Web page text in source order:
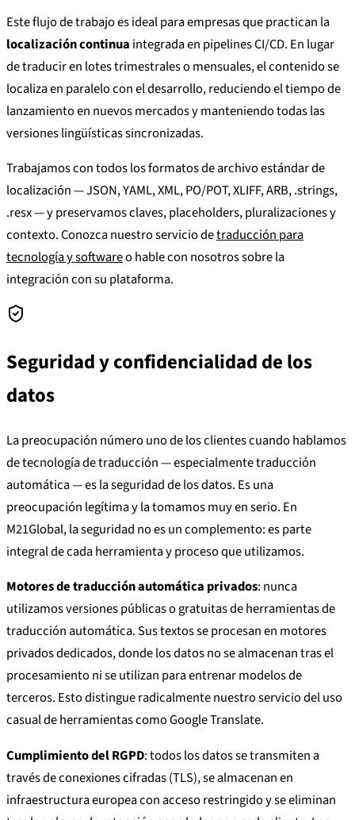
Este flujo de trabajo es ideal para empresas que practican la
localización continua integrada en pipelines CI/CD. En lugar
de traducir en lotes trimestrales o mensuales, el contenido se
localiza en paralelo con el desarrollo, reduciendo el tiempo de
lanzamiento en nuevos mercados y manteniendo todas las
versiones lingüísticas sincronizadas.
Trabajamos con todos los formatos de archivo estándar de
localización — JSON, YAML, XML, PO/POT, XLIFF, ARB, .strings,
.resx — y preservamos claves, placeholders, pluralizaciones y
contexto. Conozca nuestro servicio detraducción para
tecnología y softwareo hable con nosotros sobre la
integración con su plataforma.
Seguridad y confidencialidad de los
datos
La preocupación número uno de los clientes cuando hablamos
de tecnología de traducción — especialmente traducción
automática — es la seguridad de los datos. Es una
preocupación legítima y la tomamos muy en serio. En
M21Global, la seguridad no es un complemento: es parte
integral de cada herramienta y proceso que utilizamos.
Motores de traducción automática privados: nunca
utilizamos versiones públicas o gratuitas de herramientas de
traducción automática. Sus textos se procesan en motores
privados dedicados, donde los datos no se almacenan tras el
procesamiento ni se utilizan para entrenar modelos de
terceros. Esto distingue radicalmente nuestro servicio del uso
casual de herramientas como Google Translate.
Cumplimiento del RGPD: todos los datos se transmiten a
través de conexiones cifradas (TLS), se almacenan en
infraestructura europea con acceso restringido y se eliminan